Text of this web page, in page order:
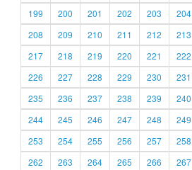
199
200 201 202 203 204
208
209 210 211 212 213
217
218 219 220 221 222
226
227 228 229 230 231
235
236 237 238 239 240
244
245 246 247 248 249
253
254 255 256 257 258
262
263 264 265 266 267